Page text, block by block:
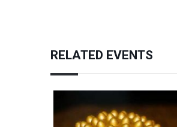
RELATED EVENTS